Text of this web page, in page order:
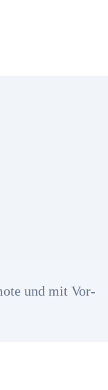
und mit Vor-